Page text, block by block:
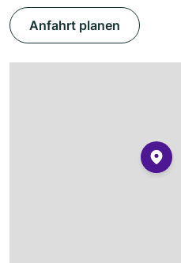
Anfahrt planen